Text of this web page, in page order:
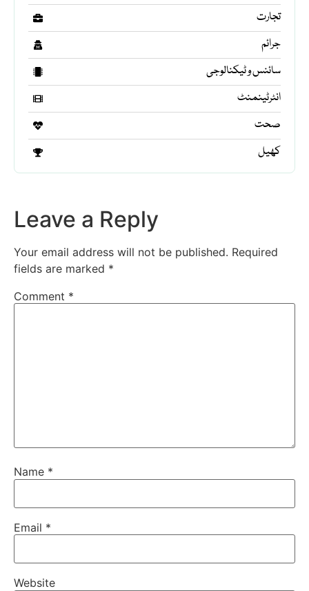
تجارت
جرائم
سائنس و ٹیکنالوجی
انٹرٹینمنٹ
صحت
کھیل
Leave a Reply
Your email address will not be published. Required
fields are marked *
Comment *
Name *
Email *
Website